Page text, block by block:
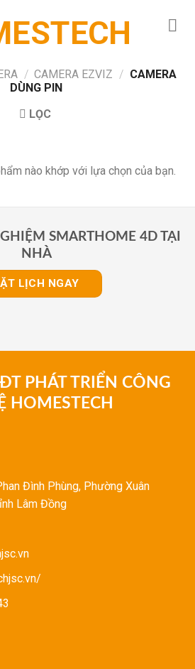
/ CAMERA EZVIZ / CAMERA
DÙNG PIN
LỌC
nào khớp với lựa chọn của bạn.
SMARTHOME 4D TẠI
NHÀ
LỊCH NGAY
PHÁT TRIỂN CÔNG
HOMESTECH
Đình Phùng, Phường Xuân
Lâm Đồng